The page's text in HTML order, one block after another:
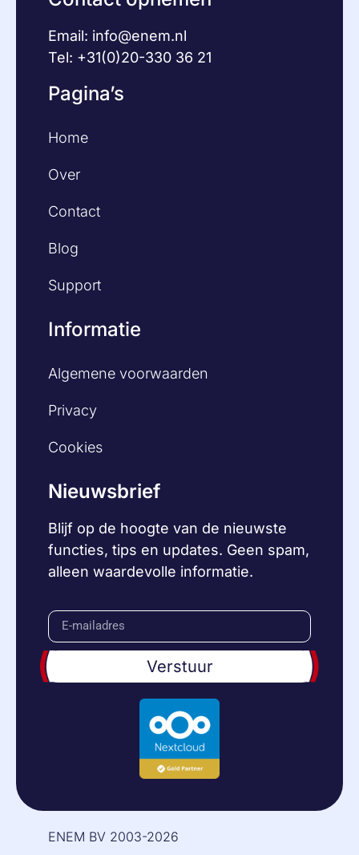
Email: info@enem.nl
Tel: +31(0)20-330 36 21
Pagina’s
Home
Over
Contact
Blog
Support
Informatie
Algemene voorwaarden
Privacy
Cookies
Nieuwsbrief
Blijf op de hoogte van de nieuwste
functies, tips en updates. Geen spam,
alleen waardevolle informatie.
Verstuur
ENEM BV 2003-2026